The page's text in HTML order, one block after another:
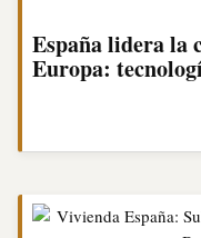
España lidera la
Europa: